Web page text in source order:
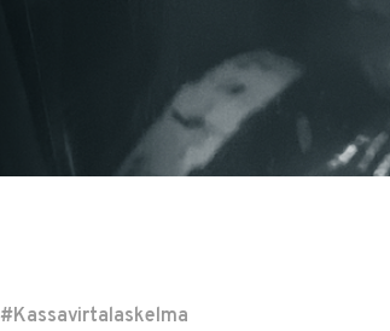
#Kassavirtalaskelma